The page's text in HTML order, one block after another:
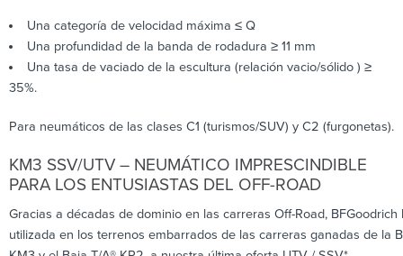
Una categoría de velocidad máxima ≤ Q
Una profundidad de la banda de rodadura ≥ 11 mm
Una tasa de vaciado de la escultura (relación vacio/sólido ) ≥
35%.
Para neumáticos de las clases C1 (turismos/SUV) y C2 (furgonetas).
KM3 SSV/UTV – NEUMÁTICO IMPRESCINDIBLE
PARA LOS ENTUSIASTAS DEL OFF-ROAD
Gracias a décadas de dominio en las carreras Off-Road,
utilizada en los terrenos embarrados de las carreras ganadas de la